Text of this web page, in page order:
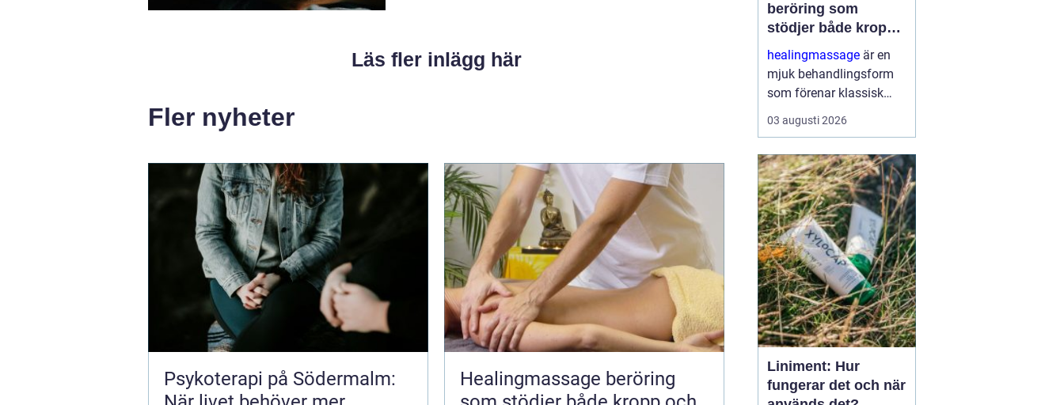
Läs fler inlägg här
Fler nyheter
Psykoterapi på Södermalm:
Healingmassage beröring
beröring som
stödjer både kropp
och sinne
healingmassage är en
mjuk behandlingsform
som förenar klassisk
massage med
energibaserad healing.
avslappning, lösa upp
spänningar och stödja
kroppens egen förmåga
till åt...
03 augusti 2026
Liniment: Hur
fungerar det och när